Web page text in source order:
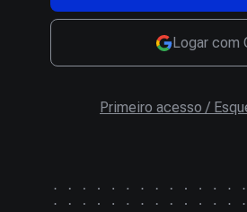
Logar com
Primeiro acesso /